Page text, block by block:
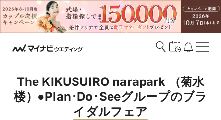
The KIKUSUIRO narapark （菊水
楼）●Plan･Do･Seeグループのブラ
イダルフェア